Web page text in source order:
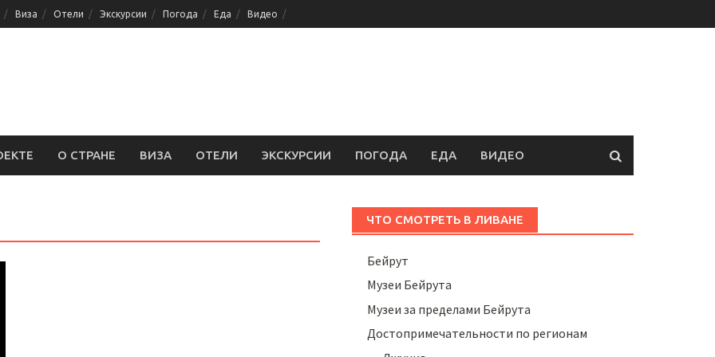
Виза Отели Экскурсии Погода Еда Видео
О СТРАНЕ ВИЗА ОТЕЛИ ЭКСКУРСИИ ПОГОДА ЕДА ВИДЕО
ЧТО СМОТРЕТЬ В ЛИВАНЕ
Бейрут
Музеи Бейрута
Музеи за пределами Бейрута
Достопримечательности по регионам